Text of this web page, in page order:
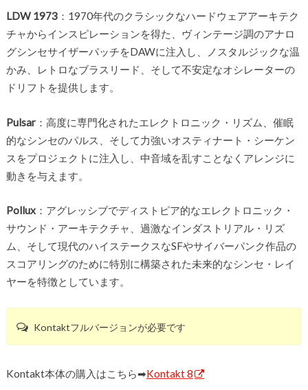
LDW 1973：1970年代のクラシックなハードウェアアーキテク
チャからインスピレーションを得た、ヴィンテージ調のアナロ
グシンセサイザーパッチをDAWに注入し、ノスタルジックな温
かみ、レトロなブラスリード、そして不安定なオシレーターの
ドリフトを提供します。
Pulsar：高度に専門化されたエレクトロニック・リズム、催眠
的なシンセのパルス、そして力強いオスティナート・シーケン
スをプロジェクトに注入し、中音域を乱すことなくアレンジに
動きを与えます。
Pollux：アグレッシブでディストピア的なエレクトロニック・
サウンド・アーキテクチャ、過激なインダストリアル・リズ
ム、そして現代のハイステークスなSFやサイバーパンク作品の
スコアリングのために特別に構築された未来的なシンセ・レイ
ヤーを特徴としています。
Kontaktフルバージョンが必要です
Kontakt本体の購入はこちら➡︎Kontakt 8